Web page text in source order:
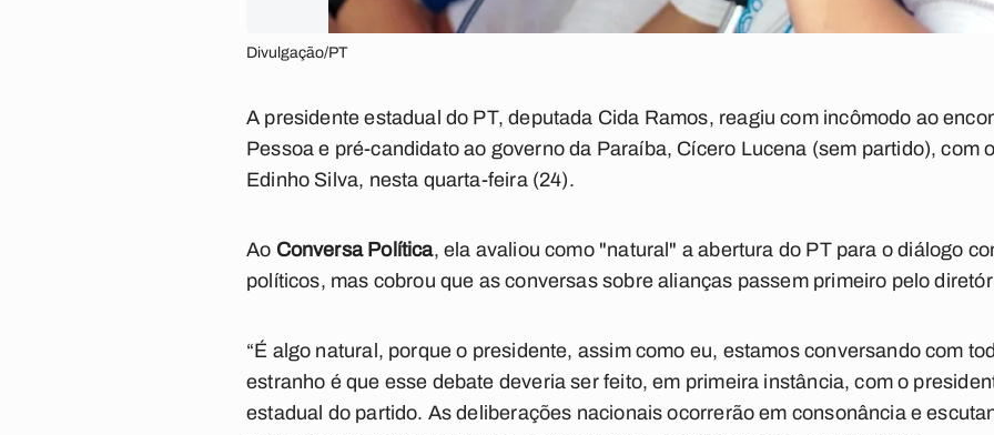
Divulgação/PT
A presidente estadual do PT, deputada Cida Ramos, reagiu com incômodo ao
Pessoa e pré-candidato ao governo da Paraíba, Cícero Lucena (sem partido), com
Edinho Silva, nesta quarta-feira (24).
Ao Conversa Política, ela avaliou como "natural" a abertura do PT para o diálogo
políticos, mas cobrou que as conversas sobre alianças passem primeiro pelo
“É algo natural, porque o presidente, assim como eu, estamos conversando com
estranho é que esse debate deveria ser feito, em primeira instância, com o
estadual do partido. As deliberações nacionais ocorrerão em consonância e